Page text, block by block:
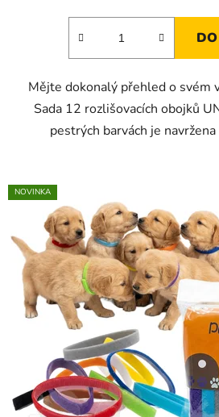
Mějte dokonalý přehled o svém
Sada 12 rozlišovacích obojků
pestrých barvách je
NOVINKA